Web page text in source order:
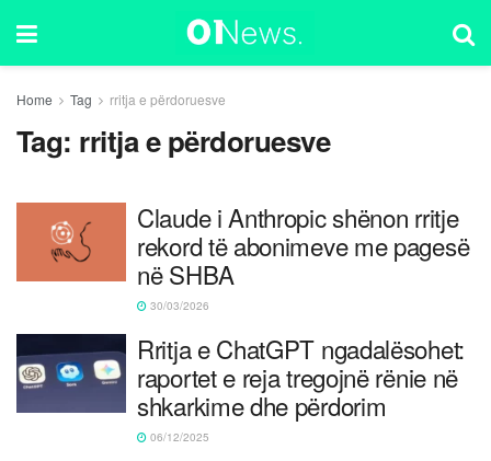
Home Tag rritja e përdoruesve
Tag: rritja e përdoruesve
Claude i Anthropic shënon rritje
rekord të abonimeve me pagesë
në SHBA
30/03/2026
Rritja e ChatGPT ngadalësohet:
raportet e reja tregojnë rënie në
shkarkime dhe përdorim
06/12/2025